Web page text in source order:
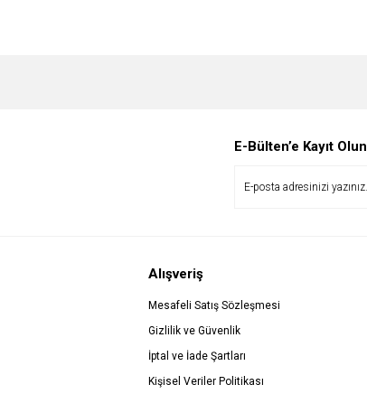
E-Bülten’e Kayıt Olun
Alışveriş
Mesafeli Satış Sözleşmesi
Gizlilik ve Güvenlik
İptal ve İade Şartları
Kişisel Veriler Politikası